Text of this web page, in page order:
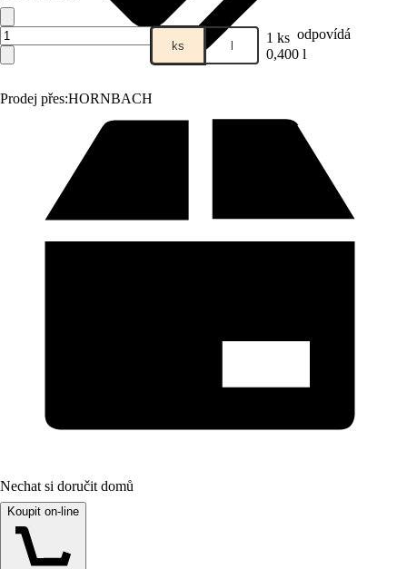
Prodej přes:HORNBACH
ks l 1 ks odpovídá
0,400 l
Nechat si doručit domů
Koupit on-line